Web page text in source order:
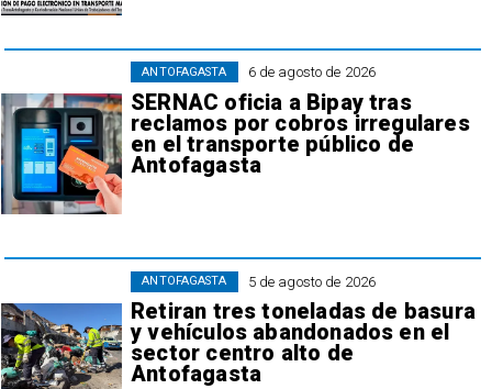
6 de agosto de 2026
SERNAC oficia a Bipay tras
reclamos por cobros irregulares
en el transporte público de
Antofagasta
ANTOFAGASTA
5 de agosto de 2026
Retiran tres toneladas de basura
y vehículos abandonados en el
sector centro alto de
Antofagasta
ANTOFAGASTA